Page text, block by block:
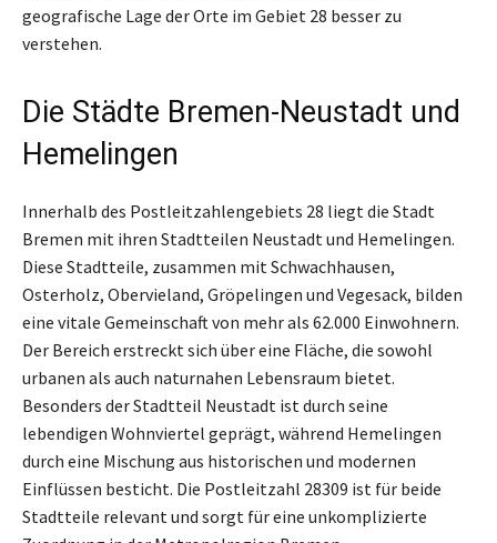
geografische Lage der Orte im Gebiet 28 besser zu
verstehen.
Die Städte Bremen-Neustadt und
Hemelingen
Innerhalb des Postleitzahlengebiets 28 liegt die Stadt
Bremen mit ihren Stadtteilen Neustadt und Hemelingen.
Diese Stadtteile, zusammen mit Schwachhausen,
Osterholz, Obervieland, Gröpelingen und Vegesack, bilden
eine vitale Gemeinschaft von mehr als 62.000 Einwohnern.
Der Bereich erstreckt sich über eine Fläche, die sowohl
urbanen als auch naturnahen Lebensraum bietet.
Besonders der Stadtteil Neustadt ist durch seine
lebendigen Wohnviertel geprägt, während Hemelingen
durch eine Mischung aus historischen und modernen
Einflüssen besticht. Die Postleitzahl 28309 ist für beide
Stadtteile relevant und sorgt für eine unkomplizierte